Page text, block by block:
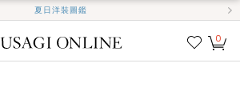
夏日洋裝圖鑑
我的
0